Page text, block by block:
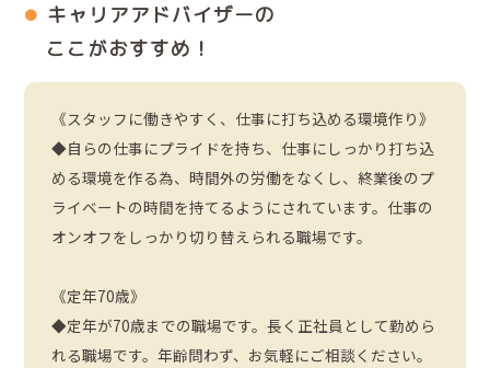
キャリアアドバイザーの
ここがおすすめ！
《スタッフに働きやすく、仕事に打ち込める環境作り》
◆自らの仕事にプライドを持ち、仕事にしっかり打ち込
める環境を作る為、時間外の労働をなくし、終業後のプ
ライベートの時間を持てるようにされています。仕事の
オンオフをしっかり切り替えられる職場です。
《定年70歳》
◆定年が70歳までの職場です。長く正社員として勤めら
れる職場です。年齢問わず、お気軽にご相談ください。